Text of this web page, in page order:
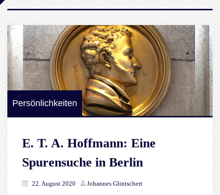
Persönlichkeiten
E. T. A. Hoffmann: Eine
Spurensuche in Berlin
22. August 2020 Johannes Glintschert